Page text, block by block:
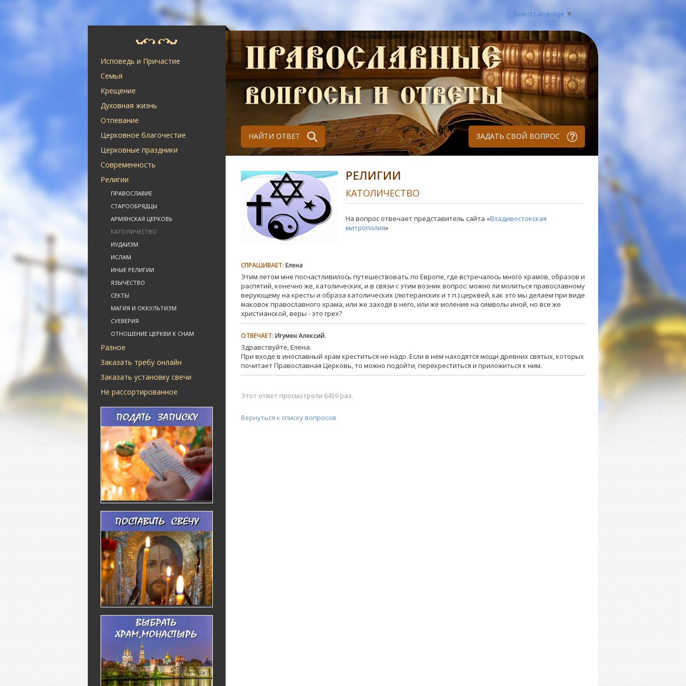
Select Language ▼
Исповедь и Причастие
Семья
Крещение
Духовная жизнь
Отпевание
Церковное благочестие
Церковные праздники
Современность
Религии
ПРАВОСЛАВИЕ
СТАРООБРЯДЦЫ
АРМЯНСКАЯ ЦЕРКОВЬ
КАТОЛИЧЕСТВО
ИУДАИЗМ
ИСЛАМ
ИНЫЕ РЕЛИГИИ
ЯЗЫЧЕСТВО
СЕКТЫ
МАГИЯ И ОККУЛЬТИЗМ
СУЕВЕРИЯ
ОТНОШЕНИЕ ЦЕРКВИ К СНАМ
Разное
Заказать требу онлайн
Заказать установку свечи
Не рассортированное
НАЙТИ ОТВЕТ ЗАДАТЬ СВОЙ ВОПРОС
РЕЛИГИИ
КАТОЛИЧЕСТВО
На вопрос отвечает представитель сайта «Владивостокская
митрополия»
СПРАШИВАЕТ: Елена
Этим летом мне посчастливилось путешествовать по Европе, где встречалось много храмов, образов и
распятий, конечно же, католических, и в связи с этим возник вопрос: можно ли молиться православному
верующему на кресты и образа католических (лютеранских и т.п.) церквей, как это мы делаем при виде
маковок православного храма, или же заходя в него, или же моление на символы иной, но все же
христианской, веры - это грех?
ОТВЕЧАЕТ: Игумен Алексий.
Здравствуйте, Елена.
При входе в инославный храм креститься не надо. Если в нем находятся мощи древних святых, которых
почитает Православная Церковь, то можно подойти, перекреститься и приложиться к ним.
Этот ответ просмотрели 6459 раз.
Вернуться к списку вопросов